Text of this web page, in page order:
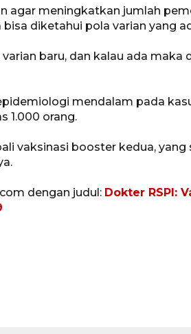
agar meningkatkan jumlah
diketahui pola varian yang
baru, dan kalau ada maka
mendalam pada
1.000 orang.
vaksinasi booster kedua, yang
dengan judul: Dokter RSPI:
ruang pada
23 Juli 2026 14:28